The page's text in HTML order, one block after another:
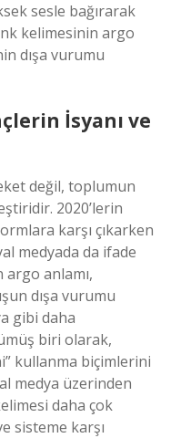
sesle bağırarak
kelimesinin argo
dışa vurumu
İsyanı ve
değil, toplumun
2020’lerin
karşı çıkarken
medyada da ifade
argo anlamı,
dışa vurumu
gibi daha
biri olarak,
kullanma biçimlerini
medya üzerinden
daha çok
sisteme karşı